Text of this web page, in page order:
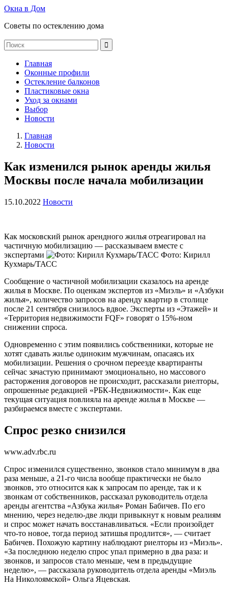
Окна в Дом
Советы по остеклению дома
Главная
Оконные профили
Остекление балконов
Пластиковые окна
Уход за окнами
Выбор
Новости
Главная
Новости
Как изменился рынок аренды жилья
Москвы после начала мобилизации
15.10.2022 Новости
Как московский рынок арендного жилья отреагировал на
частичную мобилизацию — рассказываем вместе с
экспертами
Фото: Кирилл
Кухмарь/ТАСС
Сообщение о частичной мобилизации сказалось на аренде
жилья в Москве. По оценкам экспертов из «Миэль» и «Азбуки
жилья», количество запросов на аренду квартир в столице
после 21 сентября снизилось вдвое. Эксперты из «Этажей» и
«Территория недвижимости FQF» говорят о 15%-ном
снижении спроса.
Одновременно с этим появились собственники, которые не
хотят сдавать жилье одиноким мужчинам, опасаясь их
мобилизации. Решения о срочном переезде квартиранты
сейчас зачастую принимают эмоционально, но массового
расторжения договоров не происходит, рассказали риелторы,
опрошенные редакцией «РБК-Недвижимости». Как еще
текущая ситуация повлияла на аренде жилья в Москве —
разбираемся вместе с экспертами.
Спрос резко снизился
www.adv.rbc.ru
Спрос изменился существенно, звонков стало минимум в два
раза меньше, а 21-го числа вообще практически не было
звонков, это относится как к запросам по аренде, так и к
звонкам от собственников, рассказал руководитель отдела
аренды агентства «Азбука жилья» Роман Бабичев. По его
мнению, через неделю-две люди привыкнут к новым реалиям
и спрос может начать восстанавливаться. «Если произойдет
что-то новое, тогда период затишья продлится», — считает
Бабичев. Похожую картину наблюдают риелторы из «Миэль».
«За последнюю неделю спрос упал примерно в два раза: и
звонков, и запросов стало меньше, чем в предыдущие
неделю», — рассказала руководитель отдела аренды «Миэль
На Николоямской» Ольга Яцевская.